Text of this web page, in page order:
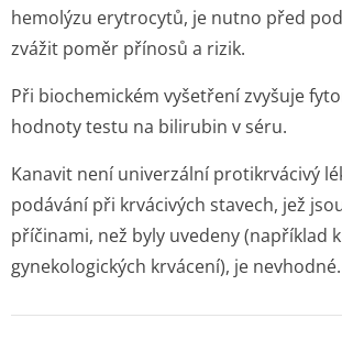
hemolýzu erytrocytů, je nutno před
zvážit poměr přínosů a rizik.
Při biochemickém vyšetření zvyšuje
hodnoty testu na bilirubin v séru.
Kanavit není univerzální protikrvácivý
podávání při krvácivých stavech, jež
příčinami, než byly uvedeny (například
gynekologických krvácení), je nevhodné.